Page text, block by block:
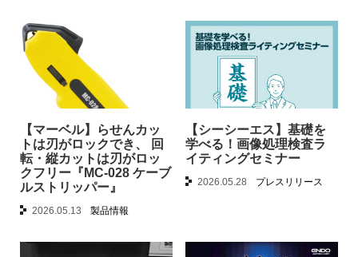
【マーベル】らせんカッ
トは刃がロックでき、 回
転・縦カットは刃がロッ
クフリー『MC-028 ケーブ
ルストリッパー』
2026.05.13 製品情報
【シーシーエス】基礎を
学べる！画像処理検査ラ
イティングセミナー
2026.05.28 プレスリリース